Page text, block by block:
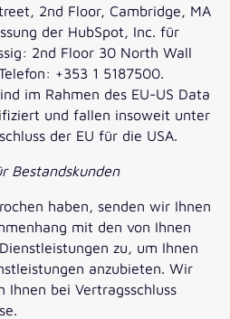
2nd Floor, Cambridge, MA
der HubSpot, Inc. für
2nd Floor 30 North Wall
+353 1 5187500.
im Rahmen des EU-US Data
und fallen insoweit unter
der EU für die USA.
Bestandskunden
haben, senden wir Ihnen
mit den von Ihnen
zu, um Ihnen
anzubieten. Wir
Ihnen bei Vertragsschluss